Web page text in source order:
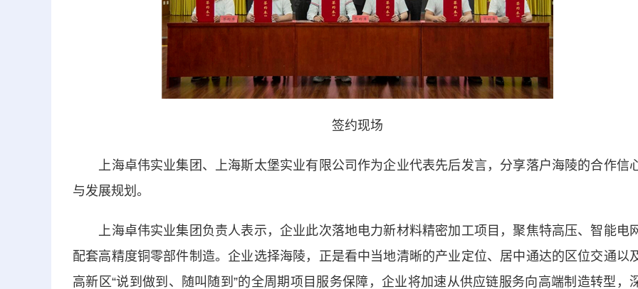
签约现场
上海卓伟实业集团、上海斯太堡实业有限公司作为企业代表先后发言，分享落户海陵的合作信
与发展规划。
上海卓伟实业集团负责人表示，企业此次落地电力新材料精密加工项目，聚焦特高压、智能电
配套高精度铜零部件制造。企业选择海陵，正是看中当地清晰的产业定位、居中通达的区位交通以
高新区“说到做到、随叫随到”的全周期项目服务保障，企业将加速从供应链服务向高端制造转型，